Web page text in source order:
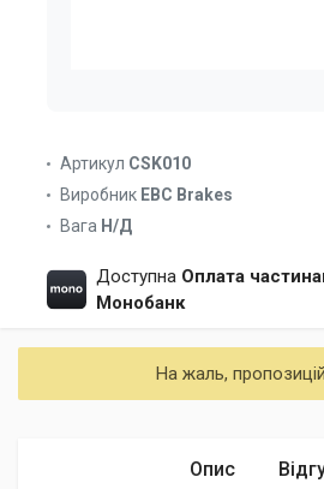
Артикул CSK010
Виробник EBC Brakes
Вага Н/Д
Доступна Оплата
Монобанк
На жаль,
Опис